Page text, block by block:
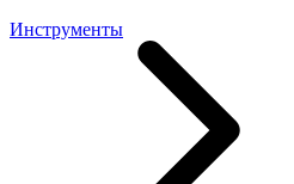
Инструменты